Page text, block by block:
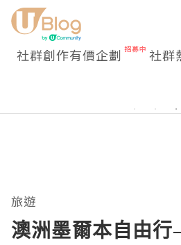
社群創作有價企劃 社群
旅遊
澳洲墨爾本自由